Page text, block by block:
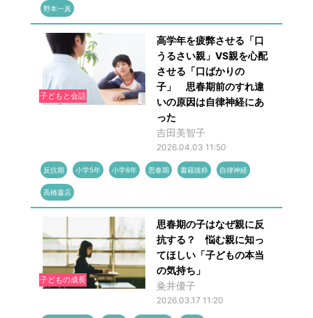
野本一真
子どもと会話
高学年を疲弊させる「口
うるさい親」VS親を心配
させる「口ばかりの
子」 思春期前のすれ違
いの原因は自律神経にあ
った
吉田美智子
2026.04.03 11:50
反抗期 小学5年 小学6年 思春期 書籍抜粋 自律神経
高橋書店
子どもの成長
思春期の子はなぜ親に反
抗する？ 悩む親に知っ
てほしい「子どもの本当
の気持ち」
粂井優子
2026.03.17 11:20